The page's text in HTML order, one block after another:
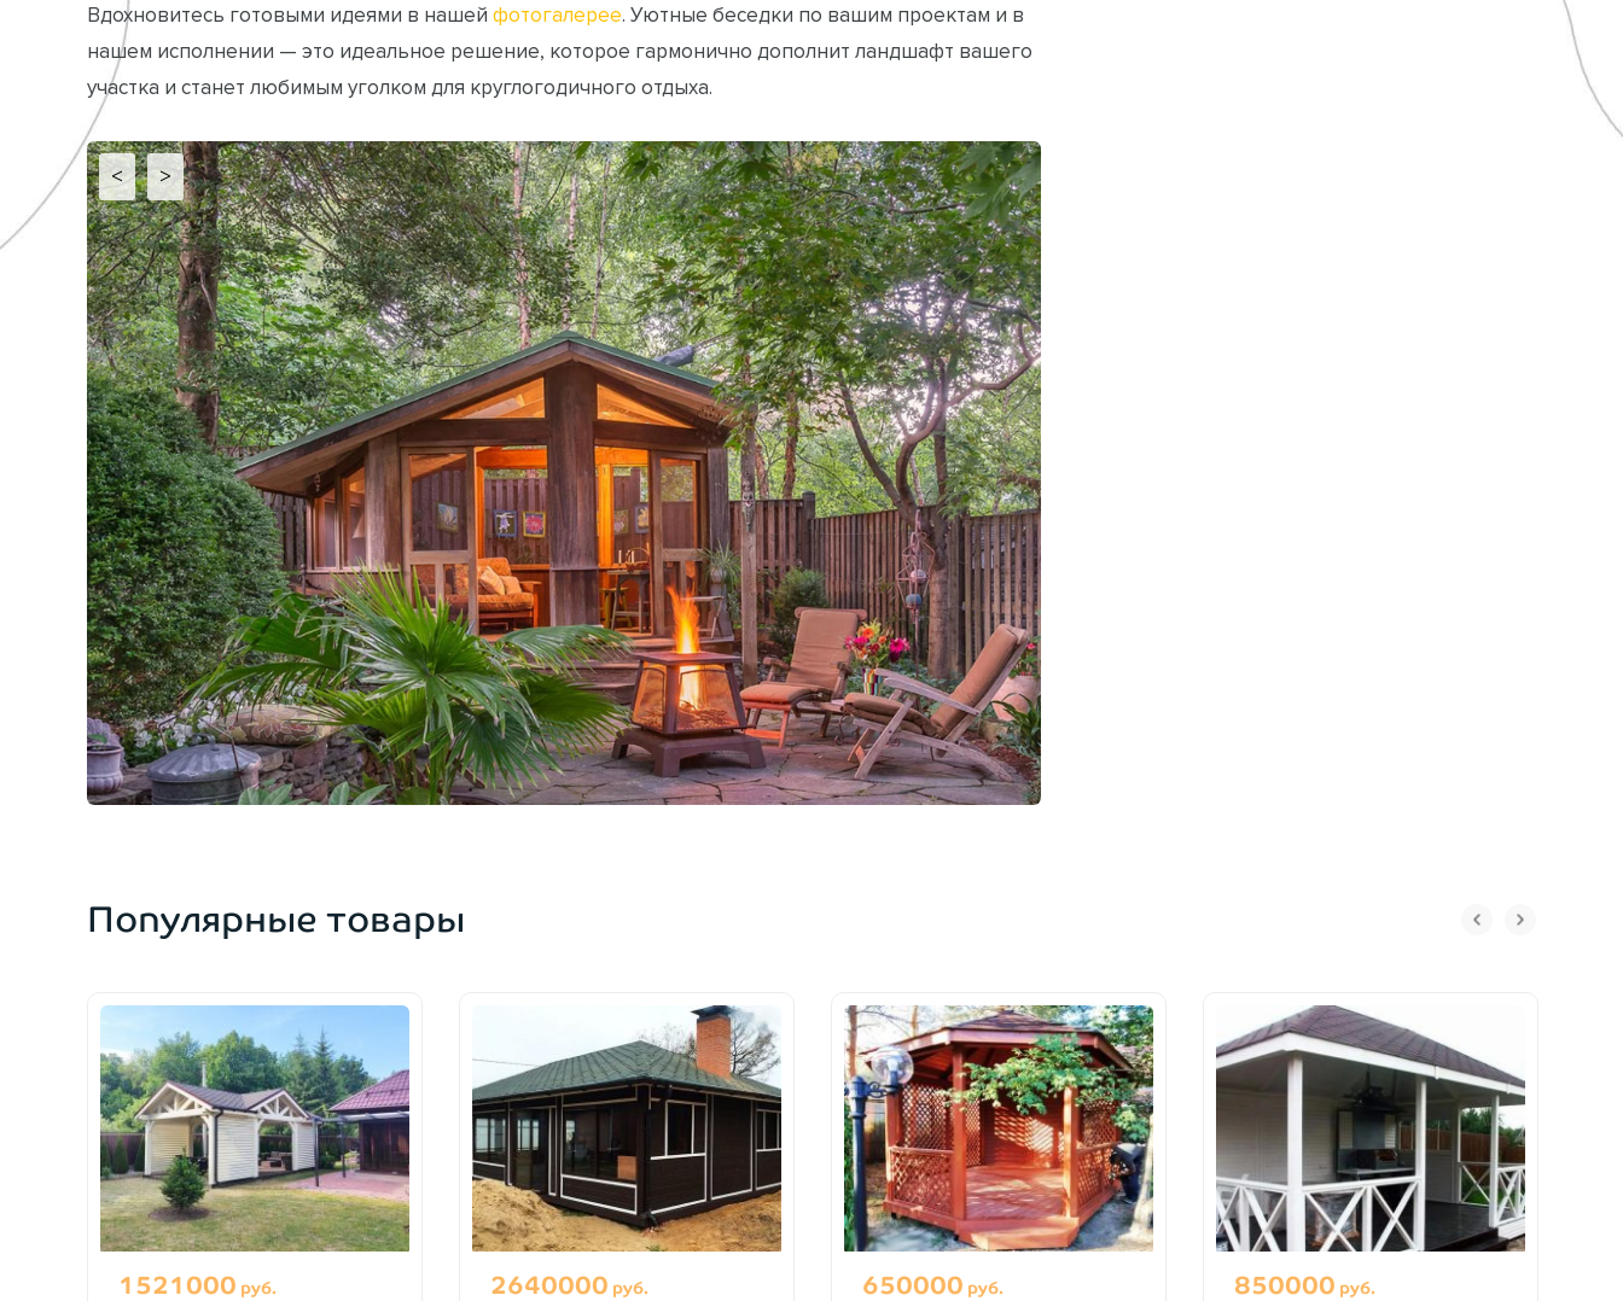
Вдохновитесь готовыми идеями в нашей фотогалерее. Уютные беседки по вашим проектам и в
нашем исполнении — это идеальное решение, которое гармонично дополнит ландшафт вашего
участка и станет любимым уголком для круглогодичного отдыха.
< >
Популярные товары
1521000 руб. 2640000 руб. 650000 руб. 850000 руб.